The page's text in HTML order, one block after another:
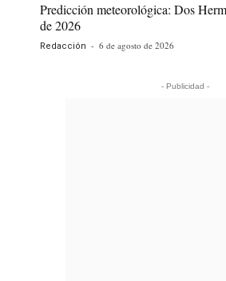
Predicción meteorológica: Dos
de 2026
Redacción - 6 de agosto de 2026
- Publicidad -